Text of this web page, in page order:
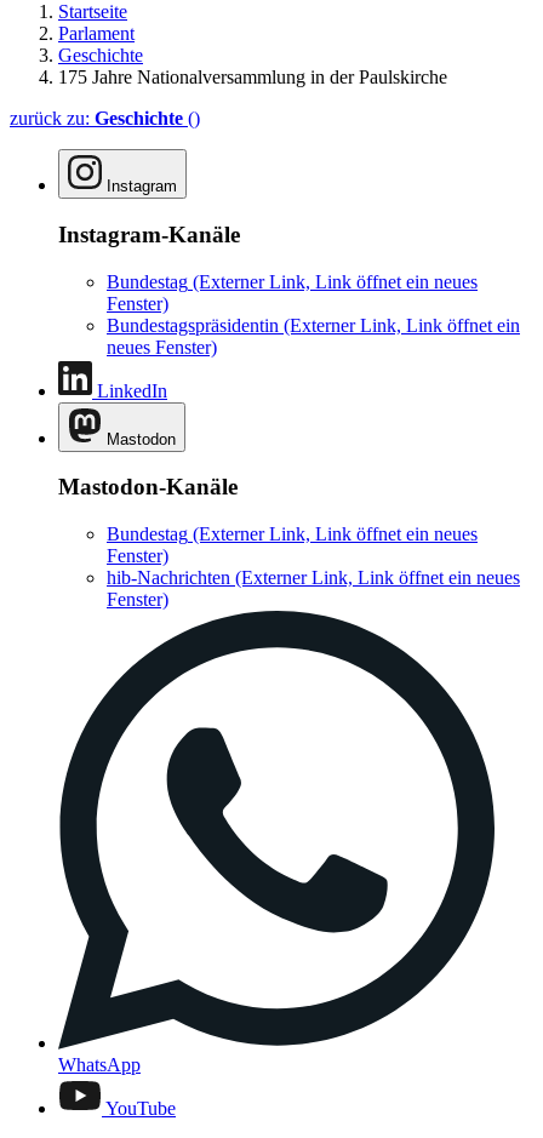
Startseite
Parlament
Geschichte
175 Jahre Nationalversammlung in der Paulskirche
zurück zu: Geschichte ()
Instagram
Instagram-Kanäle
Bundestag (Externer Link, Link öffnet ein neues
Fenster)
Bundestagspräsidentin (Externer Link, Link öffnet ein
neues Fenster)
LinkedIn
Mastodon
Mastodon-Kanäle
Bundestag (Externer Link, Link öffnet ein neues
Fenster)
hib-Nachrichten (Externer Link, Link öffnet ein neues
Fenster)
WhatsApp
YouTube